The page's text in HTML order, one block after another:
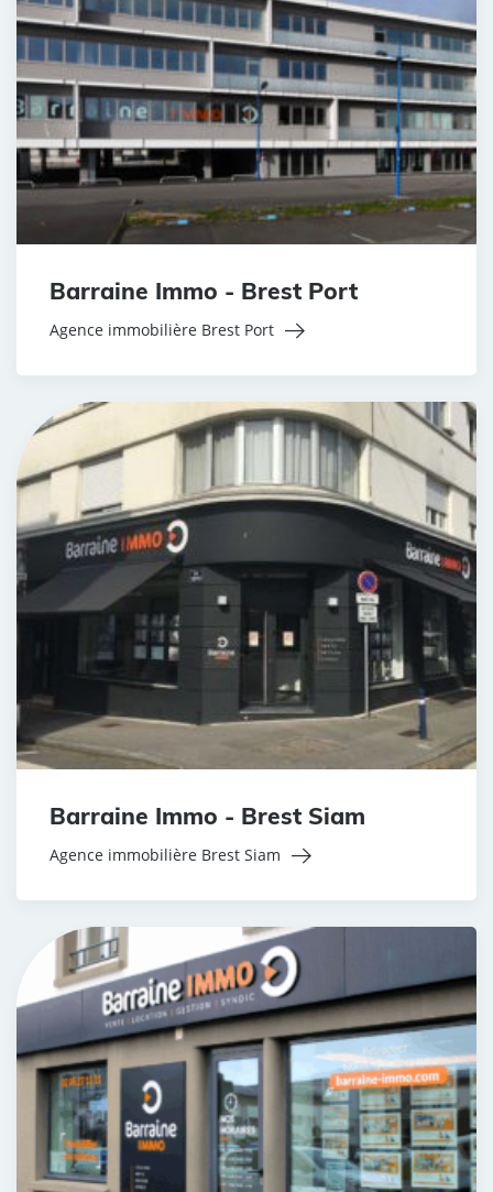
Barraine Immo - Brest Port
Agence immobilière Brest Port
Barraine Immo - Brest Siam
Agence immobilière Brest Siam